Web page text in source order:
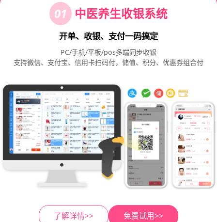
01 中医养生收银系统
开单、收银、支付一码搞定
PC/手机/平板/pos多端同步收银
支持微信、支付宝、信用卡扫码付，储值、积分、优惠券组合付
了解详情>> 免费试用>>